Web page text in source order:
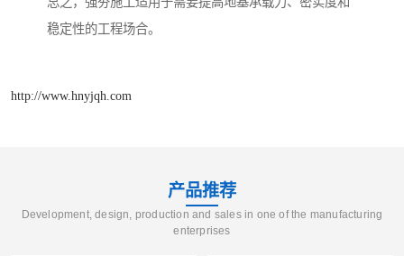
稳定性的工程场合。
http://www.hnyjqh.com
产品推荐
Development, design, production and sales in one of the manufacturing
enterprises